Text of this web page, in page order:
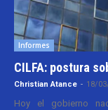
Informes
CILFA: postura
Christian Atance - 18/
Hoy el gobierno